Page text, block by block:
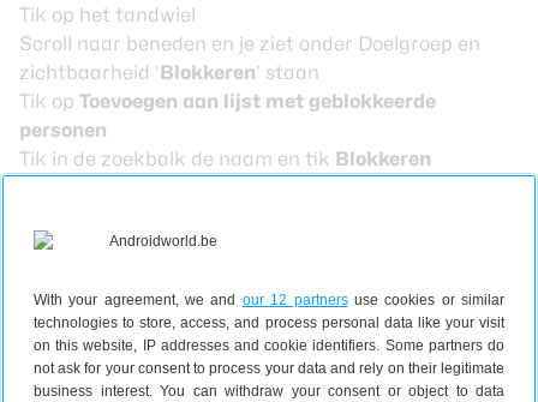
With your agreement, we and our 12 partnersuse cookies or similar
technologies to store, access, and process personal data like your visit
on this website, IP addresses and cookie identifiers. Some partners do
not ask for your consent to process your data and rely on their legitimate
business interest. You can withdraw your consent or object to data
Tik op het tandwiel
Scroll naar beneden en je ziet onder Doelgroep en
zichtbaarheid ‘Blokkeren’ staan
Tik op Toevoegen aan lijst met geblokkeerde
personen
Tik in de zoekbalk de naam en tik Blokkeren
De persoon is nu geblokkeerd en kan met dit account
Je kunt onder Instellingen -> Privacy -> Blokkeren
ook altijd de lijst raadplegen met mensen die je hebt
geblokkeerd, zodat je eventueel kunt kiezen voor het